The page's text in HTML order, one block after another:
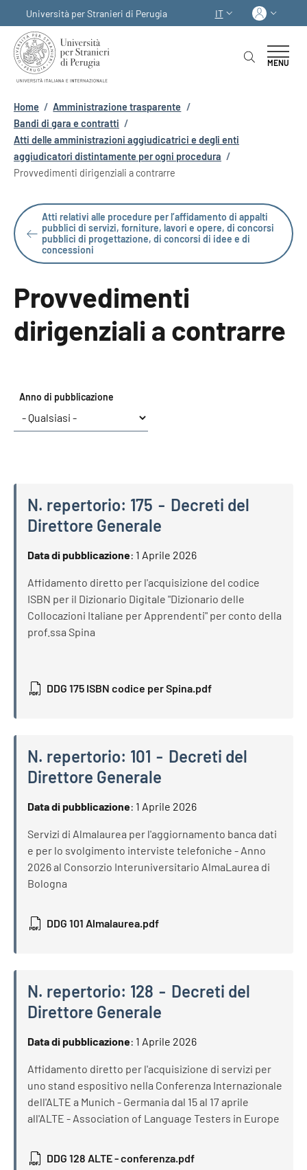
Università per Stranieri di Perugia
SELETTORE LINGUA:
IT
MENU
Briciole di pane
Home / Amministrazione trasparente /
Bandi di gara e contratti /
Atti delle amministrazioni aggiudicatrici e degli enti
aggiudicatori distintamente per ogni procedura /
Provvedimenti dirigenziali a contrarre
Atti relativi alle procedure per l’affidamento di appalti
pubblici di servizi, forniture, lavori e opere, di concorsi
pubblici di progettazione, di concorsi di idee e di
concessioni
Provvedimenti
dirigenziali a contrarre
Anno di pubblicazione
N. repertorio: 175
Decreti del
Direttore Generale
N. repertorio: 175 Decreti del Direttore Generale
Data di pubblicazione: 1 Aprile 2026
Affidamento diretto per l'acquisizione del codice
ISBN per il Dizionario Digitale "Dizionario delle
Collocazioni Italiane per Apprendenti" per conto della
prof.ssa Spina
DDG 175 ISBN codice per Spina.pdf
N. repertorio: 101
Decreti del
Direttore Generale
N. repertorio: Decreti del Direttore Generale
Data di pubblicazione: 1 Aprile 2026
Servizi di Almalaurea per l'aggiornamento banca dati
e per lo svolgimento interviste telefoniche - Anno
2026 al Consorzio Interuniversitario AlmaLaurea di
Bologna
DDG 101 Almalaurea.pdf
N. repertorio: 128
Decreti del
Direttore Generale
N. repertorio: 128 Decreti del Direttore Generale
Data di pubblicazione: 1 Aprile 2026
Affidamento diretto per l'acquisizione di servizi per
uno stand espositivo nella Conferenza Internazionale
dell'ALTE a Munich - Germania dal 15 al 17 aprile
all'ALTE - Association of Language Testers in Europe
DDG 128 ALTE - conferenza.pdf